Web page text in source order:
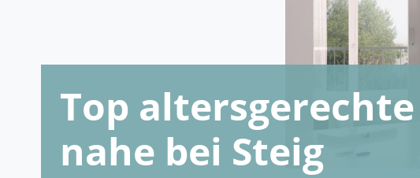
Top
nahe bei Steig